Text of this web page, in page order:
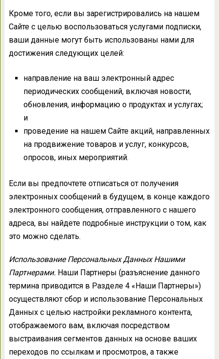
Кроме того, если вы зарегистрировались на нашем
Сайте с целью воспользоваться услугами подписки,
ваши данные могут быть использованы нами для
достижения следующих целей:
направление на ваш электронный адрес
периодических сообщений, включая новости,
обновления, информацию о продуктах и услугах;
и
проведение на нашем Сайте акций, направленных
на продвижение товаров и услуг, конкурсов,
опросов, иных мероприятий.
Если вы предпочтете отписаться от получения
электронных сообщений в будущем, в конце каждого
электронного сообщения, отправленного с нашего
адреса, вы найдете подробные инструкции о том, как
это можно сделать.
Использование Персональных Данных Нашими
Партнерами. Наши Партнеры (разъяснение данного
термина приводится в Разделе 4 «Наши Партнеры»)
осуществляют сбор и использование Персональных
Данных с целью настройки рекламного контента,
отображаемого вам, включая посредством
выстраивания сегментов данных на основе ваших
переходов по ссылкам и просмотров, а также